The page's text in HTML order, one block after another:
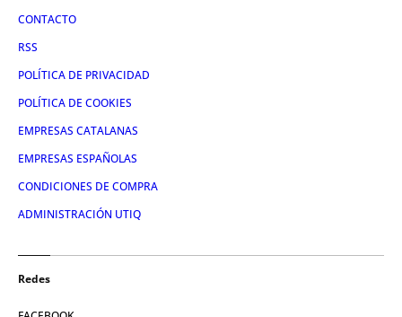
CONTACTO
RSS
POLÍTICA DE PRIVACIDAD
POLÍTICA DE COOKIES
EMPRESAS CATALANAS
EMPRESAS ESPAÑOLAS
CONDICIONES DE COMPRA
ADMINISTRACIÓN UTIQ
Redes